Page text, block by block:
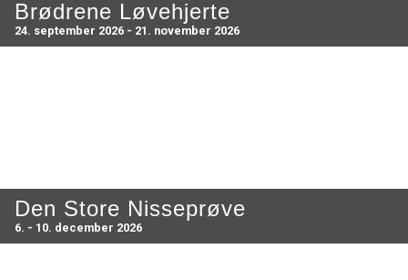
Brødrene Løvehjerte
24. september 2026 - 21. november 2026
Den Store Nisseprøve
6. - 10. december 2026